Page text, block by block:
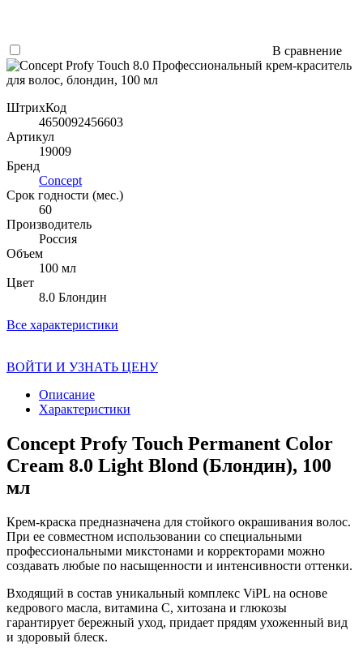
В сравнение
ШтрихКод
4650092456603
Артикул
19009
Бренд
Concept
Срок годности (мес.)
60
Производитель
Россия
Объем
100 мл
Цвет
8.0 Блондин
Все характеристики
ВОЙТИ И УЗНАТЬ ЦЕНУ
Описание
Характеристики
Concept Profy Touch Permanent Color
Cream 8.0 Light Blond (Блондин), 100
мл
Крем-краска предназначена для стойкого окрашивания волос.
При ее совместном использовании со специальными
профессиональными микстонами и корректорами можно
создавать любые по насыщенности и интенсивности оттенки.
Входящий в состав уникальный комплекс ViPL на основе
кедрового масла, витамина C, хитозана и глюкозы
гарантирует бережный уход, придает прядям ухоженный вид
и здоровый блеск.